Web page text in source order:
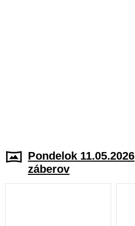
Pondelok 11.05.2026
záberov